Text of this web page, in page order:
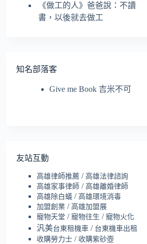
《做工的人》爸爸說：不讀
書，以後就去做工
知名部落客
Give me Book 吉米不可
友站互動
高雄律師推薦 /高雄法律諮詢
高雄家事律師 /高雄離婚律師
高雄除白蟻 /高雄環境消毒
加盟創業 /高雄加盟展
寵物天堂 /寵物往生 /寵物火化
汎美台東租機車 / 台東機車出租
收購勞力士 / 收購紫砂壺